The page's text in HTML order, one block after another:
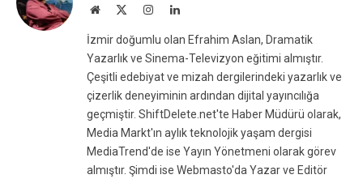
Website InstagramLinkedIn
İzmir doğumlu olan Efrahim Aslan, Dramatik
Yazarlık ve Sinema-Televizyon eğitimi almıştır.
Çeşitli edebiyat ve mizah dergilerindeki yazarlık ve
çizerlik deneyiminin ardından dijital yayıncılığa
geçmiştir. ShiftDelete.net'te Haber Müdürü olarak,
Media Markt'ın aylık teknolojik yaşam dergisi
MediaTrend'de ise Yayın Yönetmeni olarak görev
almıştır. Şimdi ise Webmasto'da Yazar ve Editör